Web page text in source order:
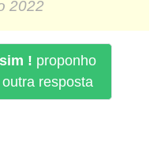
2022
sim ! proponho
outra resposta